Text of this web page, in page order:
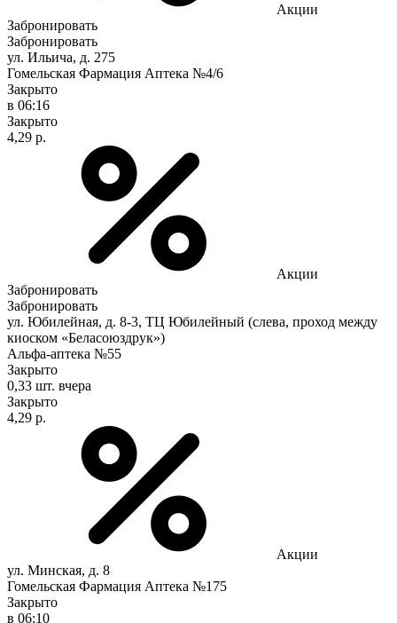
Акции
Забронировать
Забронировать
ул. Ильича, д. 275
Гомельская Фармация Аптека №4/6
Закрыто
в 06:16
Закрыто
4,29 р.
Акции
Забронировать
Забронировать
ул. Юбилейная, д. 8-3, ТЦ Юбилейный (слева, проход между
киоском «Беласоюздрук»)
Альфа-аптека №55
Закрыто
0,33 шт. вчера
Закрыто
4,29 р.
Акции
ул. Минская, д. 8
Гомельская Фармация Аптека №175
Закрыто
в 06:10